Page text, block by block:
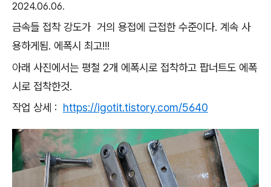
2024.06.06.
금속들 접착 강도가 거의 용접에 근접한 수준이다. 계속 사
용하게됨. 에폭시 최고!!!
아래 사진에서는 평철 2개 에폭시로 접착하고 팝너트도 에폭
시로 접착한것.
작업 상세 : https://igotit.tistory.com/5640